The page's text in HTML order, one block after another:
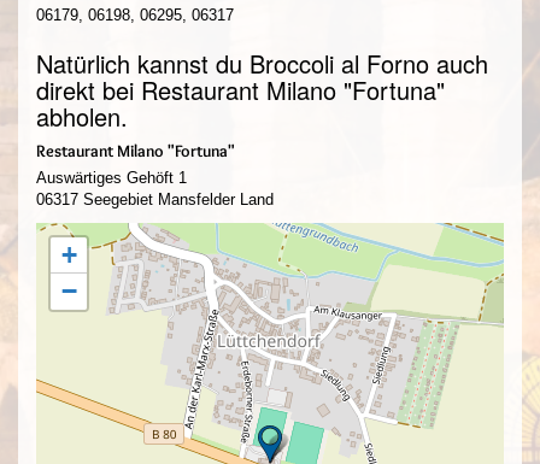
06179, 06198, 06295, 06317
Natürlich kannst du Broccoli al Forno auch
direkt bei Restaurant Milano "Fortuna"
abholen.
Restaurant Milano "Fortuna"
Auswärtiges Gehöft 1
06317 Seegebiet Mansfelder Land
+
−